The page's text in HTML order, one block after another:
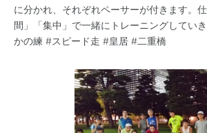
に分かれ、それぞれペーサーが付きます。
間」「集中」で一緒にトレーニングしてい
かの練 #スピード走 #皇居 #二重橋